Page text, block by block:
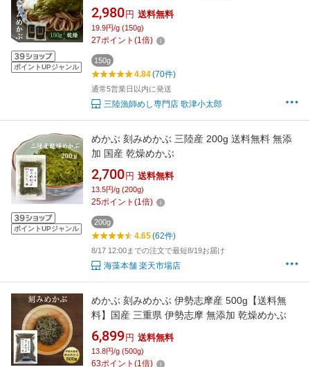
ポイントUPジャンル
150g 乾燥めかぶ 水で簡単おいしい めかぶ 約
40食分 やわらかい 国産(三陸産) メカブ 海藻 長
期保存可能
2,980 円 送料無料
19.9円/g (150g)
27ポイント (1倍)
150g
4.84(70件)
通常5営業日以内に発送
三陸漁師めし専門店 歌津小太郎
ポイントUPジャンル
めかぶ 刻みめかぶ 三陸産 200g 送料無料 無添
加 国産 乾燥めかぶ
2,700 円 送料無料
13.5円/g (200g)
25ポイント (1倍)
200g
4.65(62件)
8/17 12:00までの注文で最短8/19お届け
海藻本舗 楽天市場店
めかぶ 刻みめかぶ 伊勢志摩産 500g【送料無
料】国産 三重県 伊勢志摩 無添加 乾燥めかぶ
6,899 円 送料無料
13.8円/g (500g)
63ポイント (1倍)